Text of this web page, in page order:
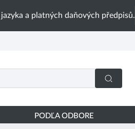
a platných daňových předpisů.
PODĽA ODBORE